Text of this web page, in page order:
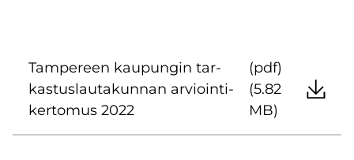
Tam­pe­reen kau­pun­gin tar­
kas­tus­lau­ta­kun­nan ar­vioin­ti­
ker­to­mus 2022
(pdf)
(5.82
MB)